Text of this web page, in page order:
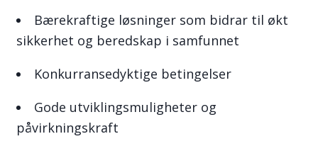
Bærekraftige løsninger som bidrar til økt
sikkerhet og beredskap i samfunnet
Konkurransedyktige betingelser
Gode utviklingsmuligheter og
påvirkningskraft